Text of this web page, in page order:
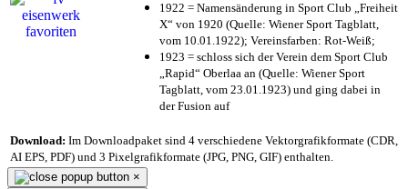
1922 = Namensänderung in Sport Club „Freiheit
X“ von 1920 (Quelle: Wiener Sport Tagblatt,
vom 10.01.1922); Vereinsfarben: Rot-Weiß;
1923 = schloss sich der Verein dem Sport Club
„Rapid“ Oberlaa an (Quelle: Wiener Sport
Tagblatt, vom 23.01.1923) und ging dabei in
der Fusion auf
Download: Im Downloadpaket sind 4 verschiedene Vektorgrafikformate (CDR,
AI EPS, PDF) und 3 Pixelgrafikformate (JPG, PNG, GIF) enthalten.
×